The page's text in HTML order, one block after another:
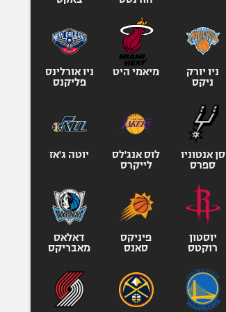
אופניים
ספורט מוטורי
כדורמים
ספורט אתגרי
אומנויות לחימה
ניו יורק
ניקס
מיאמי היט
ניו אורלינס
פליקנס
סן אנטוניו
ספרס
לוס אנג'לס
לייקרס
יוטה ג'אז
יוסטון
רוקטס
פיניקס
סאנס
דאלאס
מאבריקס